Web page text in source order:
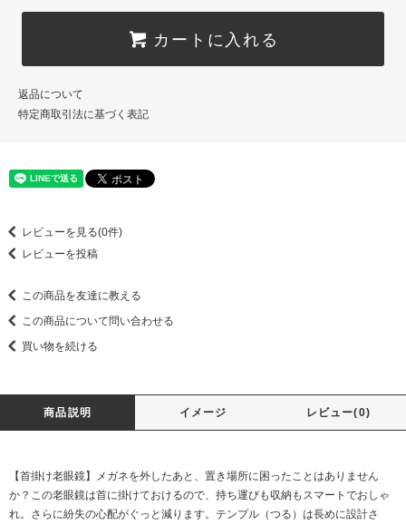
カートに入れる
返品について
特定商取引法に基づく表記
レビューを見る(0件)
レビューを投稿
この商品を友達に教える
この商品について問い合わせる
買い物を続ける
商品説明 イメージ レビュー(0)
【首掛け老眼鏡】メガネを外したあと、置き場所に困ったことはありません
か？この老眼鏡は首に掛けておけるので、持ち運びも収納もスマートでおしゃ
れ。さらに紛失の心配がぐっと減ります。テンプル（つる）は長めに設計さ